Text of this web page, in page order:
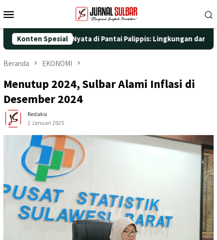
ke
Mobile
Konten Spesial
Aksi Nyata di Pantai Palippis: Lingkungan dan
Beranda EKONOMI
Menutup 2024, Sulbar Alami Inflasi di
Desember 2024
Redaksi
2 Januari 2025